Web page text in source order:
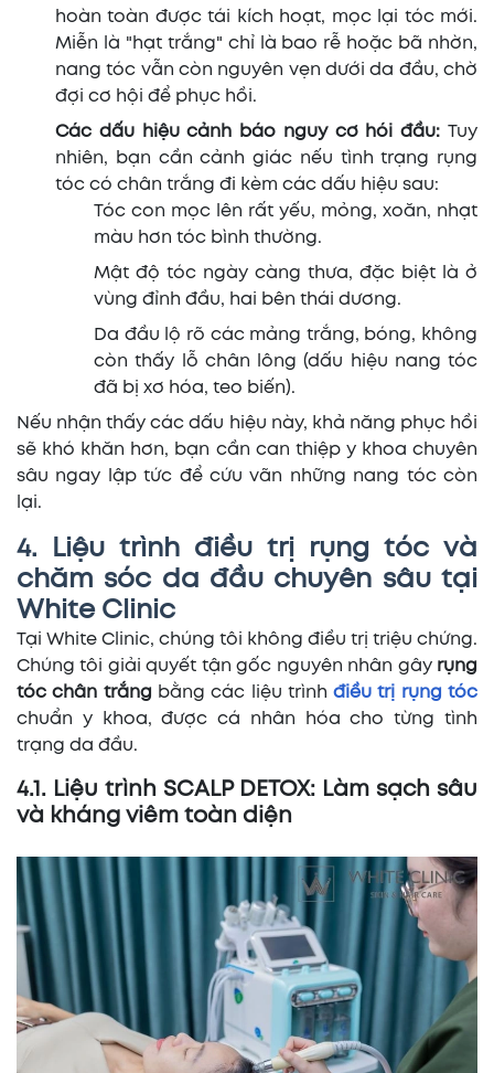
hoàn toàn được tái kích hoạt, mọc lại tóc mới.
Miễn là "hạt trắng" chỉ là bao rễ hoặc bã nhờn,
nang tóc vẫn còn nguyên vẹn dưới da đầu, chờ
đợi cơ hội để phục hồi.
Các dấu hiệu cảnh báo nguy cơ hói đầu: Tuy
nhiên, bạn cần cảnh giác nếu tình trạng rụng
tóc có chân trắng đi kèm các dấu hiệu sau:
Tóc con mọc lên rất yếu, mỏng, xoăn, nhạt
màu hơn tóc bình thường.
Mật độ tóc ngày càng thưa, đặc biệt là ở
vùng đỉnh đầu, hai bên thái dương.
Da đầu lộ rõ các mảng trắng, bóng, không
còn thấy lỗ chân lông (dấu hiệu nang tóc
đã bị xơ hóa, teo biến).
Nếu nhận thấy các dấu hiệu này, khả năng phục hồi
sẽ khó khăn hơn, bạn cần can thiệp y khoa chuyên
sâu ngay lập tức để cứu vãn những nang tóc còn
lại.
4. Liệu trình điều trị rụng tóc và
chăm sóc da đầu chuyên sâu tại
White Clinic
Tại White Clinic, chúng tôi không điều trị triệu chứng.
Chúng tôi giải quyết tận gốc nguyên nhân gây rụng
tóc chân trắng bằng các liệu trìnhđiều trị rụng tóc
chuẩn y khoa, được cá nhân hóa cho từng tình
trạng da đầu.
4.1. Liệu trình SCALP DETOX: Làm sạch sâu
và kháng viêm toàn diện